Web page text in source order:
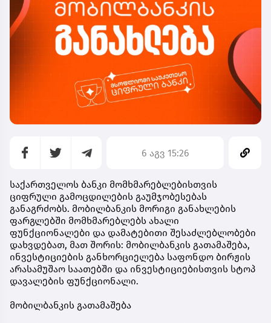
6 აგვ 15:26
საქართველოს ბანკი მომხმარებლებისთვის
ციფრული გამოცდილების გაუმჯობესებას
განაგრძობს. მობილბანკის მორიგი განახლების
ფარგლებში მომხმარებლებს ახალი
ფუნქციონალები და დამატებითი შესაძლებლობები
დახვდებათ, მათ შორის: მობილბანკის გათამაშება,
ინვესტიციების განხორციელება საფონდო ბირჟის
არასამუშაო საათებში და ინვესტიციებისთვის სტოპ
დავალების ფუნქციონალი.
მობილბანკის გათამაშება